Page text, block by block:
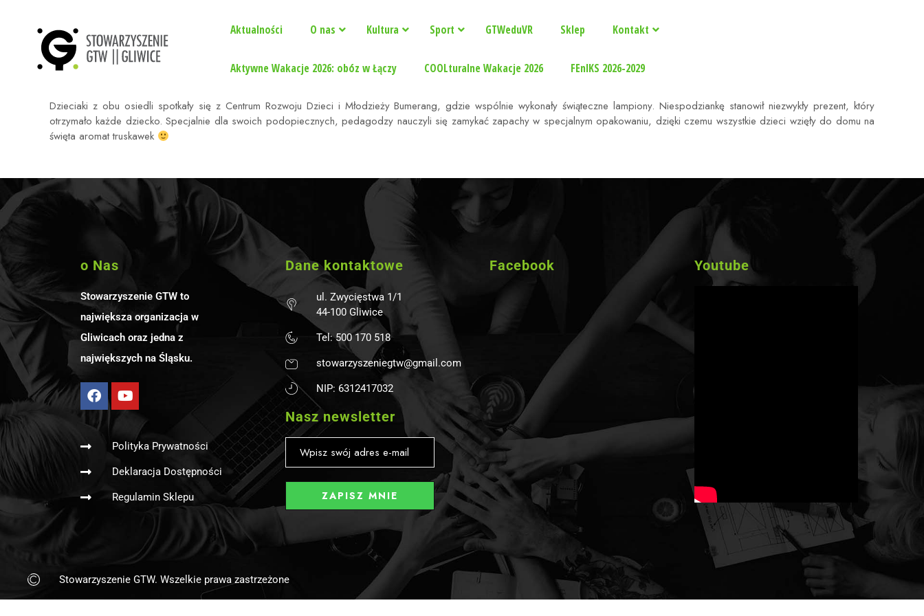
Aktualności O nas Kultura Sport GTWeduVR Sklep Kontakt
Aktywne Wakacje 2026: obóz w Łączy COOLturalne Wakacje 2026 FEnIKS 2026-2029
Dzieciaki z obu osiedli spotkały się z Centrum Rozwoju Dzieci i Młodzieży Bumerang, gdzie wspólnie wykonały świąteczne lampiony. Niespodziankę stanowił niezwykły prezent, który
otrzymało każde dziecko. Specjalnie dla swoich podopiecznych, pedagodzy nauczyli się zamykać zapachy w specjalnym opakowaniu, dzięki czemu wszystkie dzieci wzięły do domu na
święta aromat truskawek
o Nas
Stowarzyszenie GTW to
największa organizacja w
Gliwicach oraz jedna z
największych na Śląsku.
Polityka Prywatności
Deklaracja Dostępności
Regulamin Sklepu
Dane kontaktowe
ul. Zwycięstwa 1/1
44-100 Gliwice
Tel: 500 170 518
stowarzyszeniegtw@gmail.com
NIP: 6312417032
Nasz newsletter
Facebook Youtube
Stowarzyszenie GTW. Wszelkie prawa zastrzeżone